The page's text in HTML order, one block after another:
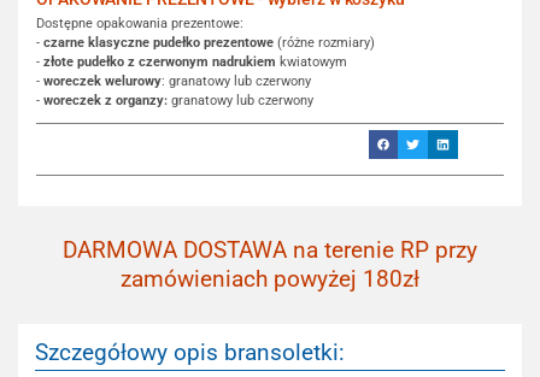
Dostępne opakowania prezentowe:
- czarne klasyczne pudełko prezentowe (różne rozmiary)
- złote pudełko z czerwonym nadrukiem kwiatowym
- woreczek welurowy: granatowy lub czerwony
- woreczek z organzy: granatowy lub czerwony
DARMOWA DOSTAWA na terenie RP przy
zamówieniach powyżej 180zł
Szczegółowy opis bransoletki: